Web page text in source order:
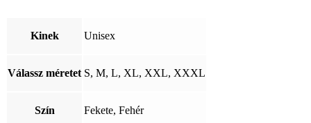
Kinek Unisex
Válassz méretet S, M, L, XL, XXL, XXXL
Szín Fekete, Fehér